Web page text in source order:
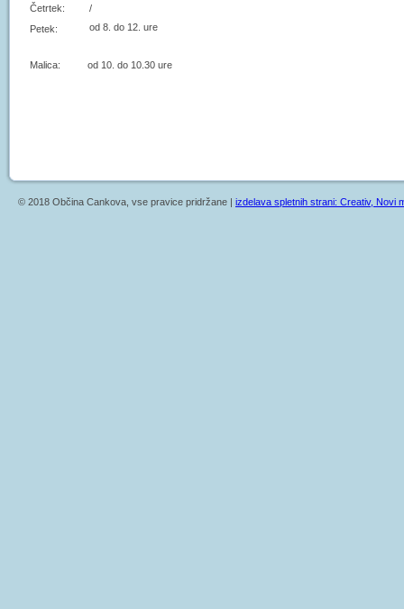
Četrtek:
/
Petek:
od 8. do 12. ure
Malica: od 10. do 10.30 ure
© 2018 Občina Cankova, vse pravice pridržane | izdelava spletnih strani: Creativ, Novi